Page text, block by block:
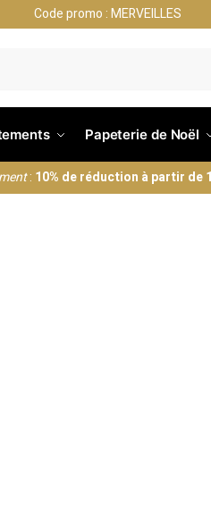
Code promo : MERVEILLES
Papeterie de Noël
: 10% de réduction à partir de